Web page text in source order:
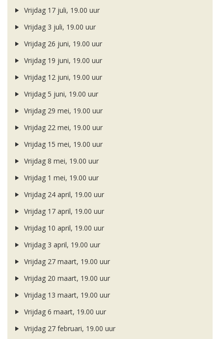
Vrijdag 17 juli, 19.00 uur
Vrijdag 3 juli, 19.00 uur
Vrijdag 26 juni, 19.00 uur
Vrijdag 19 juni, 19.00 uur
Vrijdag 12 juni, 19.00 uur
Vrijdag 5 juni, 19.00 uur
Vrijdag 29 mei, 19.00 uur
Vrijdag 22 mei, 19.00 uur
Vrijdag 15 mei, 19.00 uur
Vrijdag 8 mei, 19.00 uur
Vrijdag 1 mei, 19.00 uur
Vrijdag 24 april, 19.00 uur
Vrijdag 17 april, 19.00 uur
Vrijdag 10 april, 19.00 uur
Vrijdag 3 april, 19.00 uur
Vrijdag 27 maart, 19.00 uur
Vrijdag 20 maart, 19.00 uur
Vrijdag 13 maart, 19.00 uur
Vrijdag 6 maart, 19.00 uur
Vrijdag 27 februari, 19.00 uur